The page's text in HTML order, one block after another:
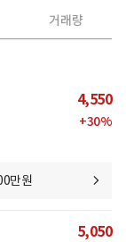
거래량
4,550
+30%
만원
5,050